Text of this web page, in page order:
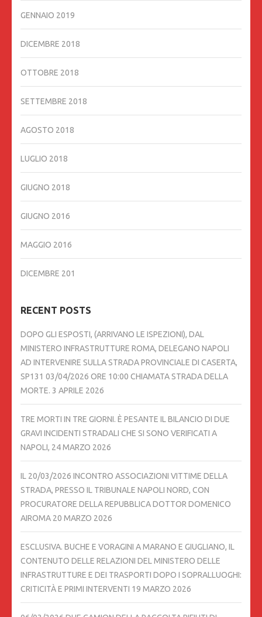
GENNAIO 2019
DICEMBRE 2018
OTTOBRE 2018
SETTEMBRE 2018
AGOSTO 2018
LUGLIO 2018
GIUGNO 2018
GIUGNO 2016
MAGGIO 2016
DICEMBRE 201
RECENT POSTS
DOPO GLI ESPOSTI, (ARRIVANO LE ISPEZIONI), DAL
MINISTERO INFRASTRUTTURE ROMA, DELEGANO NAPOLI
AD INTERVENIRE SULLA STRADA PROVINCIALE DI CASERTA,
SP131 03/04/2026 ORE 10:00 CHIAMATA STRADA DELLA
MORTE. 3 APRILE 2026
TRE MORTI IN TRE GIORNI. È PESANTE IL BILANCIO DI DUE
GRAVI INCIDENTI STRADALI CHE SI SONO VERIFICATI A
NAPOLI, 24 MARZO 2026
IL 20/03/2026 INCONTRO ASSOCIAZIONI VITTIME DELLA
STRADA, PRESSO IL TRIBUNALE NAPOLI NORD, CON
PROCURATORE DELLA REPUBBLICA DOTTOR DOMENICO
AIROMA 20 MARZO 2026
ESCLUSIVA. BUCHE E VORAGINI A MARANO E GIUGLIANO, IL
CONTENUTO DELLE RELAZIONI DEL MINISTERO DELLE
INFRASTRUTTURE E DEI TRASPORTI DOPO I SOPRALLUOGHI:
CRITICITÀ E PRIMI INTERVENTI 19 MARZO 2026